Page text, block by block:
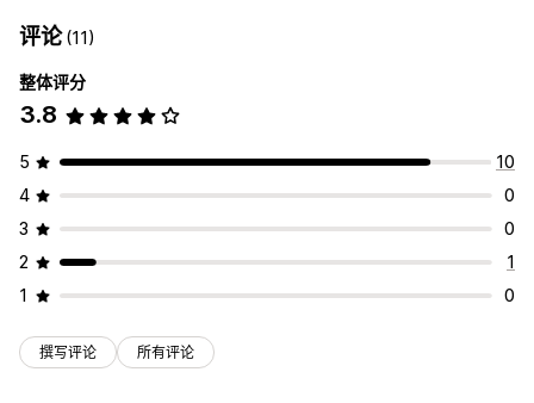
评论(11)
整体评分
3.8
5
10
4
0
3
0
2
1
1
0
撰写评论 所有评论